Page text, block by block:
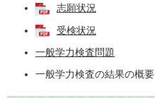
志願状況
受検状況
一般学力検査問題
一般学力検査の結果の概要